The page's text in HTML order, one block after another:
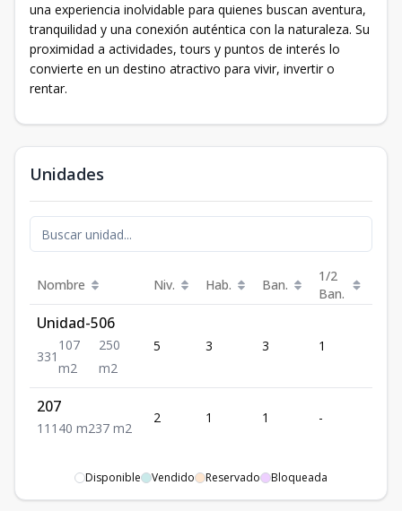
una experiencia inolvidable para quienes buscan aventura,
tranquilidad y una conexión auténtica con la naturaleza. Su
proximidad a actividades, tours y puntos de interés lo
convierte en un destino atractivo para vivir, invertir o
rentar.
Unidades
Nombre Niv. Hab. Ban.
1/2
Ban.
Unidad-506
331
107
m2
250
m2
5 3 3 1
207
1 1 1 40 m237 m2
2 1 1 -
Disponible Vendido Reservado Bloqueada